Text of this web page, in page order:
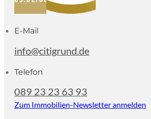
E-Mail
info@citigrund.de
Telefon
089 23 23 63 93
Zum Immobilien-Newsletter anmelden